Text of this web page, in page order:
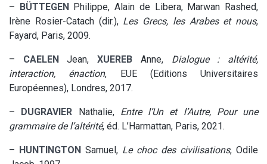
– BÜTTEGENPhilippe, Alain de Libera, Marwan Rashed,
Irène Rosier-Catach (dir.), Les Grecs, les Arabes et nous,
Fayard, Paris, 2009.
– CAELENJean,XUEREB Anne, Dialogue : altérité,
interaction, énaction, EUE (Editions Universitaires
Européennes), Londres, 2017.
– DUGRAVIER Nathalie, Entre l’Un et l’Autre, Pour une
grammaire de l’altérité, éd. L’Harmattan, Paris, 2021.
– HUNTINGTON Samuel, Le choc des civilisations, Odile